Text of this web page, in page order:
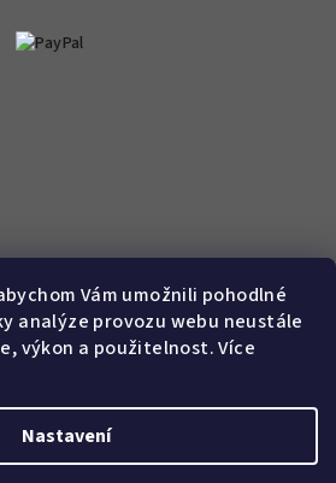
Vám umožnili pohodlné
analýze provozu webu neustále
výkon a použitelnost. Více
Nastavení